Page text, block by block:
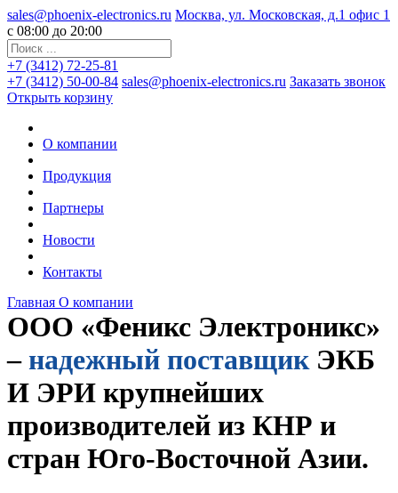
sales@phoenix-electronics.ru Москва, ул. Московская, д.1 офис 1
c 08:00 до 20:00
+7 (3412) 72-25-81
+7 (3412) 50-00-84 sales@phoenix-electronics.ru Заказать звонок
Открыть корзину
О компании
Продукция
Партнеры
Новости
Контакты
Главная О компании
OOO «Феникс Электроникс»
–надежный поставщик ЭКБ
И ЭРИ крупнейших
производителей из КНР и
стран Юго-Восточной Азии.